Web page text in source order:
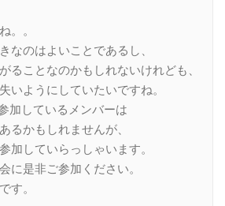
。。
なのはよいことであるし、
ることなのかもしれないけれども、
いようにしていたいですね。
加しているメンバーは
るかもしれませんが、
加していらっしゃいます。
に是非ご参加ください。
す。